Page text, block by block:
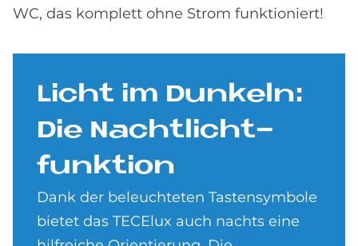
WC, das komplett ohne Strom funktioniert!
Li­cht im Dun­keln:
Die Nacht­licht­
funk­ti­on
Dank der beleuchteten Tastensymbole
bietet das TECElux auch nachts eine